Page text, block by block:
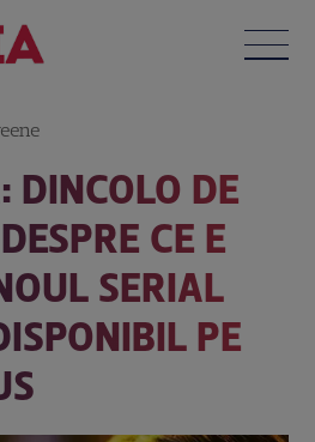
DINCOLO DE
CE E
SERIAL
PE